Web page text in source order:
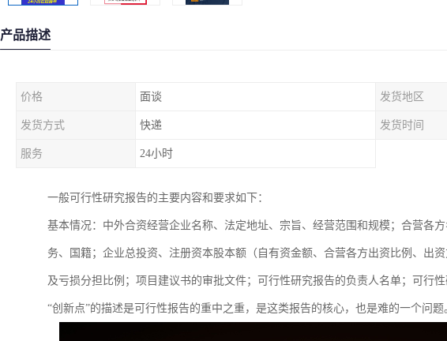
产品描述
价格 面谈 发货地区
发货方式 快递 发货时间
服务 24小时
一般可行性研究报告的主要内容和要求如下：
基本情况：中外合资经营企业名称、法定地址、宗旨、经营范围和规模；合营各
务、国籍；企业总投资、注册资本股本额（自有资金额、合营各方出资比例、出
及亏损分担比例；项目建议书的审批文件；可行性研究报告的负责人名单；可行
“创新点”的描述是可行性报告的重中之重，是这类报告的核心，也是难的一个问题